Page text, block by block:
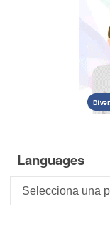
Languages
Languages